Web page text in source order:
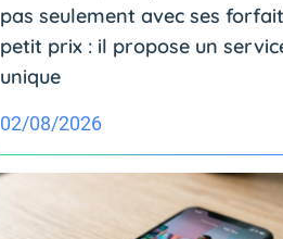
pas seulement avec ses
petit prix : il propose un
unique
02/08/2026